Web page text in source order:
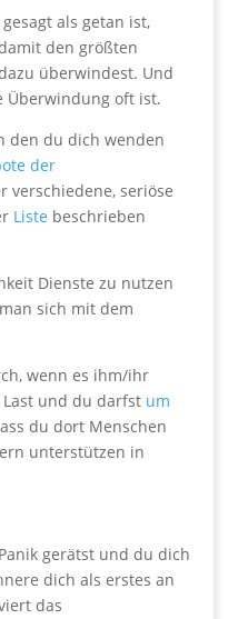
als getan ist,
den größten
überwindest. Und
Überwindung oft ist.
den du dich wenden
der
verschiedene, seriöse
Liste beschrieben
Dienste zu nutzen
sich mit dem
wenn es ihm/ihr
und du darfst um
du dort Menschen
unterstützen in
gerätst und du dich
dich als erstes an
das